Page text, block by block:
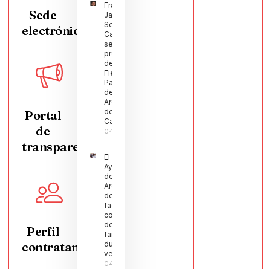
Sede
electrónica
Portal
de
transparencia
Perfil
contratante
Francisco
Javier
Segura
Castellanos
será el
pregonero
de las
Fiestas
Patronales
de
Argamasilla
de
Calatrava
04/08/2026
El
Ayuntamiento
de
Argamasilla
de Calatrava
facilita la
conciliación
de 200
familias
durante el
verano
04/08/2026